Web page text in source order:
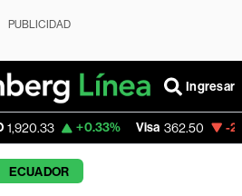
PUBLICIDAD
Ingresar
+0.33% Visa 362.50 -2.15%
ECUADOR